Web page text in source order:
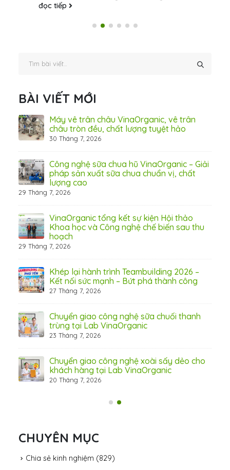
đọc tiếp
BÀI VIẾT MỚI
Máy vê trân châu VinaOrganic, vê trân
châu tròn đều, chất lượng tuyệt hảo
30 Tháng 7, 2026
Công nghệ sữa chua hũ VinaOrganic – Giải
pháp sản xuất sữa chua chuẩn vị, chất
lượng cao
29 Tháng 7, 2026
VinaOrganic tổng kết sự kiện Hội thảo
Khoa học và Công nghệ chế biến sau thu
hoạch
29 Tháng 7, 2026
Khép lại hành trình Teambuilding 2026 –
Kết nối sức mạnh – Bứt phá thành công
27 Tháng 7, 2026
Chuyển giao công nghệ sữa chuối thanh
trùng tại Lab VinaOrganic
23 Tháng 7, 2026
Chuyển giao công nghệ xoài sấy dẻo cho
khách hàng tại Lab VinaOrganic
20 Tháng 7, 2026
CHUYÊN MỤC
Chia sẻ kinh nghiệm (829)